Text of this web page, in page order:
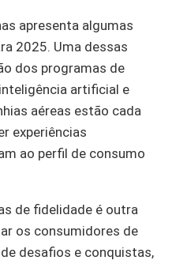
apresenta algumas
2025. Uma dessas
dos programas de
artificial e
aéreas estão cada
experiências
ao perfil de consumo
de fidelidade é outra
os consumidores de
desafios e conquistas,